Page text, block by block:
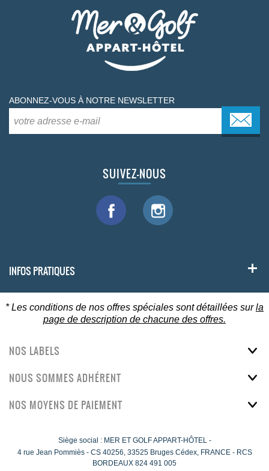
ABONNEZ-VOUS À NOTRE NEWSLETTER
SUIVEZ-NOUS
INFOS PRATIQUES
* Les conditions de nos offres spéciales sont détaillées surla
page de description de chacune des offres.
NOS LABELS
NOUS SOMMES ADHÉRENT
NOS MOYENS DE PAIEMENT
Siège social : MER ET GOLF APPART-HÔTEL -
4 rue Jean Pommiès- CS 40256, 33525 Bruges Cédex, FRANCE - RCS
BORDEAUX 824 491 005